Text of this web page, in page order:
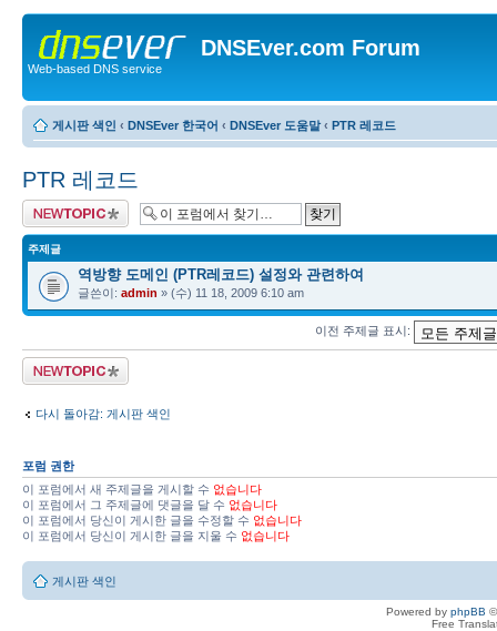
DNSEver.com Forum
Web-based DNS service
게시판 색인 ‹ DNSEver 한국어 ‹ DNSEver 도움말 ‹ PTR 레코드
PTR 레코드
새 주제글 올리기
주제글
역방향 도메인 (PTR레코드) 설정와 관련하여
글쓴이: admin » (수) 11 18, 2009 6:10 am
이전 주제글 표시:
새 주제글 올리기
다시 돌아감: 게시판 색인
포럼 권한
이 포럼에서 새 주제글을 게시할 수 없습니다
이 포럼에서 그 주제글에 댓글을 달 수 없습니다
이 포럼에서 당신이 게시한 글을 수정할 수 없습니다
이 포럼에서 당신이 게시한 글을 지울 수 없습니다
게시판 색인
Powered by phpBB
Free